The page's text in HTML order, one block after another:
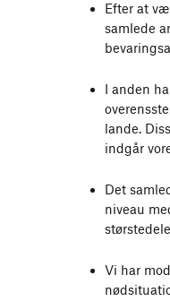
Jan 2020 -
Jul 2019 -
Jul 2018 -
Jan 2018 –
Jul 2017 -
Jul 2016 -
Jan 2016 -
Jul 2015 -
Jan 2015 -
Efter at
samlede
I anden
lande.
indgår
Det
niveau
Vi har